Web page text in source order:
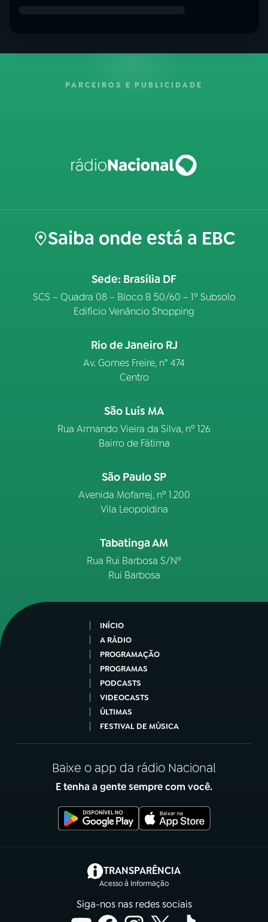
PARCEIROS E PUBLICIDADE
Saiba onde está a EBC
Sede: Brasília DF
SCS – Quadra 08 – Bloco B 50/60 – 1º Subsolo
Edifício Venâncio Shopping
Rio de Janeiro RJ
Av. Gomes Freire, n° 474
Centro
São Luís MA
Rua Armando Vieira da Silva, nº 126
Bairro de Fátima
São Paulo SP
Avenida Mofarrej, nº 1.200
Vila Leopoldina
Tabatinga AM
Rua Rui Barbosa S/Nº
Rui Barbosa
INÍCIO
A RÁDIO
PROGRAMAÇÃO
PROGRAMAS
PODCASTS
VIDEOCASTS
ÚLTIMAS
FESTIVAL DE MÚSICA
Baixe o app da rádio Nacional
E tenha a gente sempre com você.
TRANSPARÊNCIA
Acesso à Informação
(abre em nova aba)
Siga-nos nas redes sociais